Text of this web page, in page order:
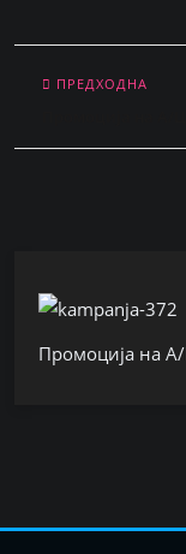
ПРЕДХОДНА
Промоција на